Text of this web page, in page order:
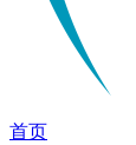
首页